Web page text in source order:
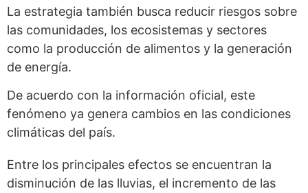
La estrategia también busca reducir riesgos sobre
las comunidades, los ecosistemas y sectores
como la producción de alimentos y la generación
de energía.
De acuerdo con la información oficial, este
fenómeno ya genera cambios en las condiciones
climáticas del país.
Entre los principales efectos se encuentran la
disminución de las lluvias, el incremento de las